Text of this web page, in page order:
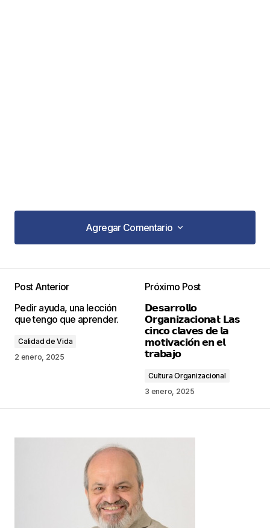
Agregar Comentario
Agregar Comentario
publicada. Los campos obligatorios están
marcados con*
Comentario
*
Guarda mi nombre, correo electrónico y web en
este navegador para la próxima vez que
Post Anterior
Pedir ayuda, una lección
que tengo que aprender.
Calidad de Vida
2 enero, 2025
Próximo Post
𝗗𝗲𝘀𝗮𝗿𝗿𝗼𝗹𝗹𝗼
𝗢𝗿𝗴𝗮𝗻𝗶𝘇𝗮𝗰𝗶𝗼𝗻𝗮𝗹: 𝗟𝗮𝘀
𝗰𝗶𝗻𝗰𝗼 𝗰𝗹𝗮𝘃𝗲𝘀 𝗱𝗲 𝗹𝗮
𝗺𝗼𝘁𝗶𝘃𝗮𝗰𝗶𝗼́𝗻 𝗲𝗻 𝗲𝗹
𝘁𝗿𝗮𝗯𝗮𝗷𝗼
Cultura Organizacional
3 enero, 2025